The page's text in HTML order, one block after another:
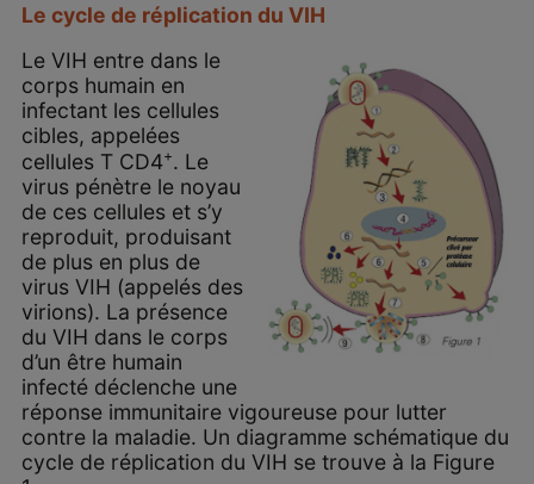
Le cycle de réplication du VIH
Le VIH entre dans le
corps humain en
infectant les cellules
cibles, appelées
cellules T CD4+. Le
virus pénètre le noyau
de ces cellules et s’y
reproduit, produisant
de plus en plus de
virus VIH (appelés des
virions). La présence
du VIH dans le corps
d’un être humain
infecté déclenche une
réponse immunitaire vigoureuse pour lutter
contre la maladie. Un diagramme schématique du
cycle de réplication du VIH se trouve à la Figure